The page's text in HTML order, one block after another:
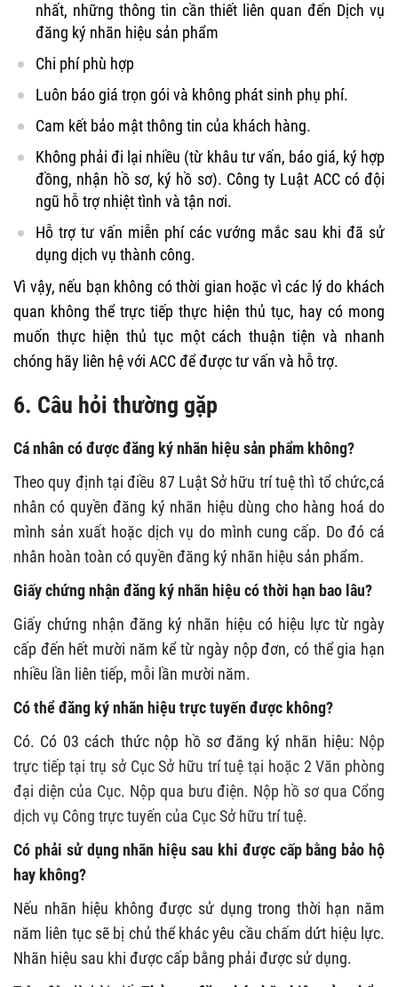
nhất, những thông tin cần thiết liên quan đến Dịch vụ
đăng ký nhãn hiệu sản phẩm
Chi phí phù hợp
Luôn báo giá trọn gói và không phát sinh phụ phí.
Cam kết bảo mật thông tin của khách hàng.
Không phải đi lại nhiều (từ khâu tư vấn, báo giá, ký hợp
đồng, nhận hồ sơ, ký hồ sơ). Công ty Luật ACC có đội
ngũ hỗ trợ nhiệt tình và tận nơi.
Hỗ trợ tư vấn miễn phí các vướng mắc sau khi đã sử
dụng dịch vụ thành công.
Vì vậy, nếu bạn không có thời gian hoặc vì các lý do khách
quan không thể trực tiếp thực hiện thủ tục, hay có mong
muốn thực hiện thủ tục một cách thuận tiện và nhanh
chóng hãy liên hệ với ACC để được tư vấn và hỗ trợ.
6. Câu hỏi thường gặp
Cá nhân có được đăng ký nhãn hiệu sản phẩm không?
Theo quy định tại điều 87 Luật Sở hữu trí tuệ thì tổ chức,cá
nhân có quyền đăng ký nhãn hiệu dùng cho hàng hoá do
mình sản xuất hoặc dịch vụ do mình cung cấp. Do đó cá
nhân hoàn toàn có quyền đăng ký nhãn hiệu sản phẩm.
Giấy chứng nhận đăng ký nhãn hiệu có thời hạn bao lâu?
Giấy chứng nhận đăng ký nhãn hiệu có hiệu lực từ ngày
cấp đến hết mười năm kể từ ngày nộp đơn, có thể gia hạn
nhiều lần liên tiếp, mỗi lần mười năm.
Có thể đăng ký nhãn hiệu trực tuyến được không?
Có. Có 03 cách thức nộp hồ sơ đăng ký nhãn hiệu: Nộp
trực tiếp tại trụ sở Cục Sở hữu trí tuệ tại hoặc 2 Văn phòng
đại diện của Cục. Nộp qua bưu điện. Nộp hồ sơ qua Cổng
dịch vụ Công trực tuyến của Cục Sở hữu trí tuệ.
Có phải sử dụng nhãn hiệu sau khi được cấp bằng bảo hộ
hay không?
Nếu nhãn hiệu không được sử dụng trong thời hạn năm
năm liên tục sẽ bị chủ thể khác yêu cầu chấm dứt hiệu lực.
Nhãn hiệu sau khi được cấp bằng phải được sử dụng.